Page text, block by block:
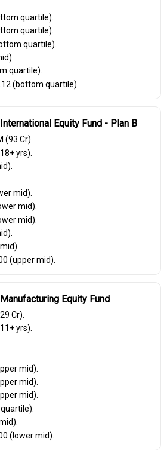
quartile).
quartile).
quartile).
quartile).
(bottom quartile).
Equity Fund - Plan B
Cr).
yrs).
mid).
mid).
mid).
(upper mid).
Equity Fund
Cr).
yrs).
mid).
mid).
mid).
(lower mid).